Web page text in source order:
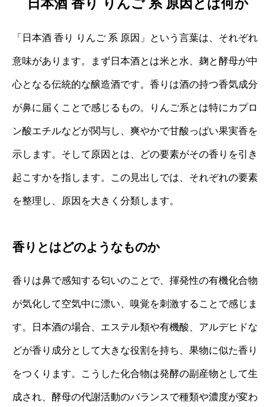
日本酒 香り りんご 系 原因とは何か
「日本酒 香り りんご 系 原因」という言葉は、それぞれ
意味があります。まず日本酒とは米と水、麹と酵母が中
心となる伝統的な醸造酒です。香りは酒の持つ香気成分
が鼻に届くことで感じるもの。りんご系とは特にカプロ
ン酸エチルなどが関与し、爽やかで甘酸っぱい果実香を
示します。そして原因とは、どの要素がその香りを引き
起こすかを指します。この見出しでは、それぞれの要素
を整理し、原因を大きく分類します。
香りとはどのようなものか
香りは鼻で感知する匂いのことで、揮発性の有機化合物
が気化して空気中に漂い、嗅覚を刺激することで感じま
す。日本酒の場合、エステル類や有機酸、アルデヒドな
どが香り成分として大きな役割を持ち、果物に似た香り
をつくります。こうした化合物は発酵の副産物として生
成され、酵母の代謝活動のバランスで種類や濃度が変わ